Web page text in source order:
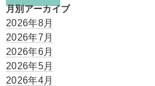
月別アーカイブ
2026年8月
2026年7月
2026年6月
2026年5月
2026年4月